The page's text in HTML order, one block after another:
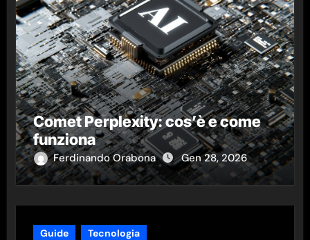
Comet Perplexity: cos’è e come
funziona
Ferdinando Orabona Gen 28, 2026
Guide Tecnologia